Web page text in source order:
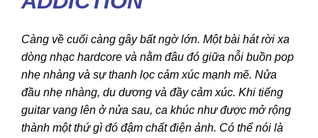
Càng về cuối càng gây bất ngờ lớn. Một bài hát rời xa
dòng nhạc hardcore và nằm đâu đó giữa nỗi buồn pop
nhẹ nhàng và sự thanh lọc cảm xúc mạnh mẽ. Nửa
đầu nhẹ nhàng, du dương và đầy cảm xúc. Khi tiếng
guitar vang lên ở nửa sau, ca khúc như được mở rộng
thành một thứ gì đó đậm chất điện ảnh. Có thể nói là